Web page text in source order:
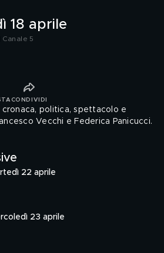
18 aprile
Canale 5
CONDIVIDI
politica, spettacolo e
Vecchi e Federica Panicucci.
22 aprile
23 aprile